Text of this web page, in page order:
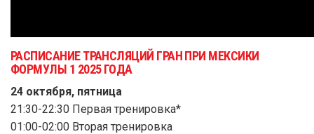
РАСПИСАНИЕ ТРАНСЛЯЦИЙ ГРАН ПРИ МЕКСИКИ
ФОРМУЛЫ 1 2025 ГОДА
24 октября, пятница
21:30-22:30 Первая тренировка*
01:00-02:00 Вторая тренировка